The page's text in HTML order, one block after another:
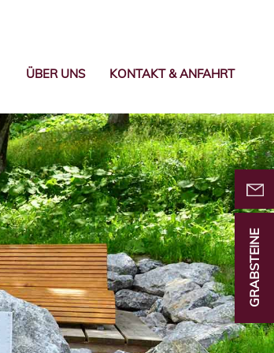
GRABSTEINE
ÜBER UNS KONTAKT & ANFAHRT